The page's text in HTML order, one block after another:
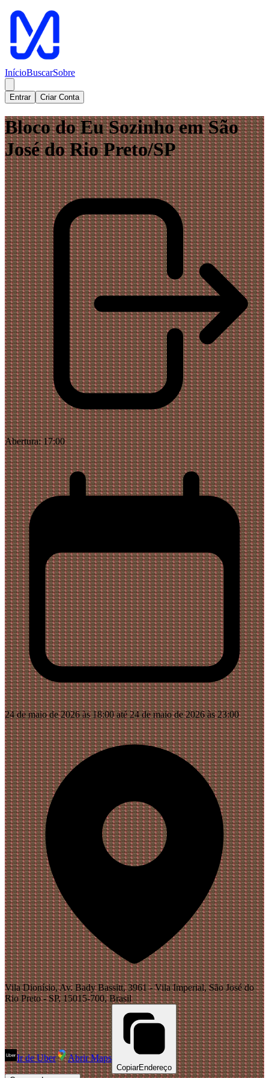
InícioBuscarSobre
Entrar Criar Conta
Bloco do Eu Sozinho em São
José do Rio Preto/SP
Abertura:17:00
24 de maio de 2026 às 18:00 até 24 de maio de 2026 às 23:00
Vila Dionísio, Av. Bady Bassitt, 3961 - Vila Imperial, São José do
Rio Preto - SP, 15015-700, Brasil
Ir de Uber Abrir Maps
CopiarEndereço